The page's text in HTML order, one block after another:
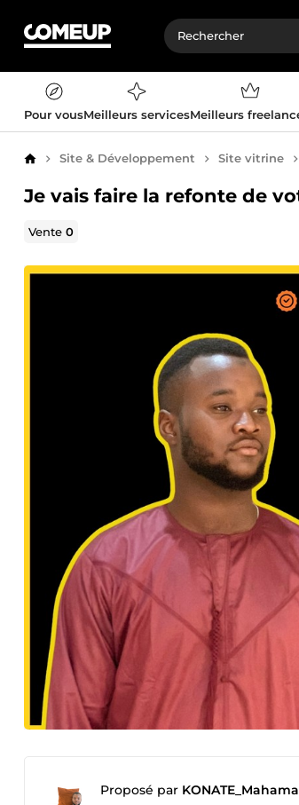
Pour vousMeilleurs servicesMeilleurs
AccueilSite & Développement Site vitrine
Je vais faire la refonte de
Vente0
Proposé par